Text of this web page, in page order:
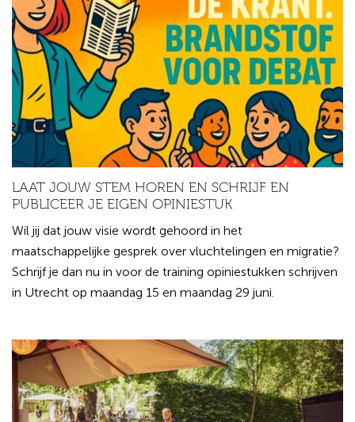
LAAT JOUW STEM HOREN EN SCHRIJF EN
PUBLICEER JE EIGEN OPINIESTUK
Wil jij dat jouw visie wordt gehoord in het
maatschappelijke gesprek over vluchtelingen en migratie?
Schrijf je dan nu in voor de training opiniestukken schrijven
in Utrecht op maandag 15 en maandag 29 juni.